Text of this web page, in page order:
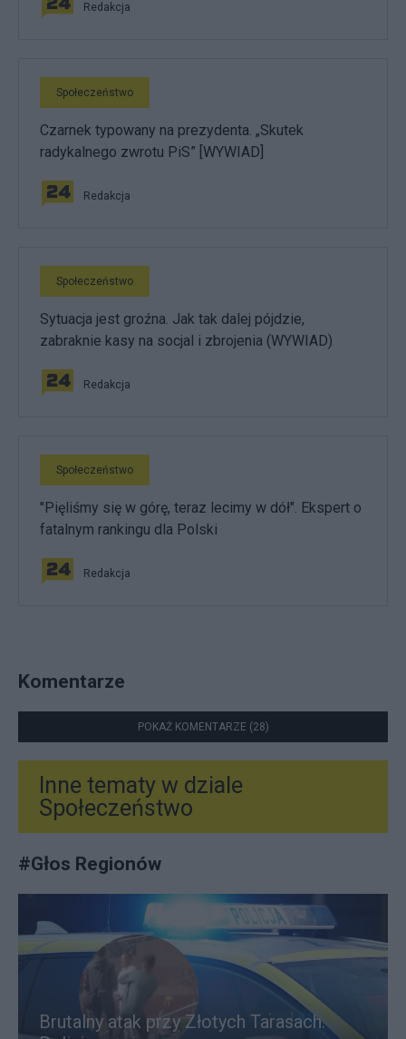
Redakcja
Społeczeństwo
Czarnek typowany na prezydenta. „Skutek
radykalnego zwrotu PiS” [WYWIAD]
Redakcja
Społeczeństwo
Sytuacja jest groźna. Jak tak dalej pójdzie,
zabraknie kasy na socjal i zbrojenia (WYWIAD)
Redakcja
Społeczeństwo
"Pięliśmy się w górę, teraz lecimy w dół". Ekspert o
fatalnym rankingu dla Polski
Redakcja
Komentarze
POKAŻ KOMENTARZE (28)
Inne tematy w dziale
Społeczeństwo
#Głos Regionów
Brutalny atak przy Złotych Tarasach.